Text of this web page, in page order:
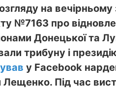
на вечірньому
№7163 про
Донецької та
трибуну і
у Facebook
Під час